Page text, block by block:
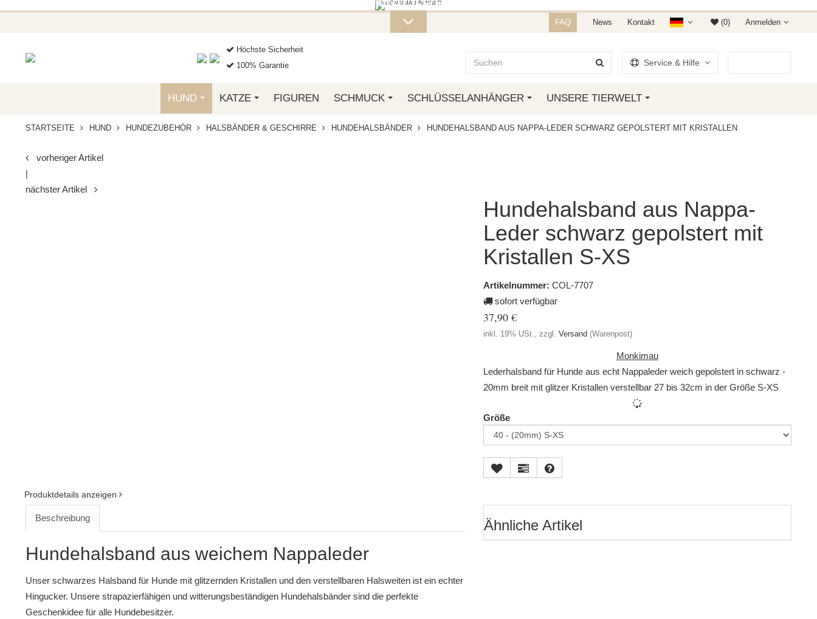
OTTO.
FAQ News Kontakt (0) Anmelden
Höchste Sicherheit
100% Garantie
Service & Hilfe
HUND KATZE FIGUREN SCHMUCK SCHLÜSSELANHÄNGER UNSERE TIERWELT
STARTSEITE HUND HUNDEZUBEHÖR HALSBÄNDER & GESCHIRRE HUNDEHALSBÄNDER HUNDEHALSBAND AUS NAPPA-LEDER SCHWARZ GEPOLSTERT MIT KRISTALLEN
vorheriger Artikel
nächster Artikel
Hundehalsband aus Nappa-
Leder schwarz gepolstert mit
Kristallen S-XS
Artikelnummer: COL-7707
sofort verfügbar
37,90 €
inkl. 19% USt., zzgl. Versand (Warenpost)
Monkimau
Lederhalsband für Hunde aus echt Nappaleder weich gepolstert in schwarz -
20mm breit mit glitzer Kristallen verstellbar 27 bis 32cm in der Größe S-XS
Größe
Produktdetails anzeigen
Beschreibung
Hundehalsband aus weichem Nappaleder
Unser schwarzes Halsband für Hunde mit glitzernden Kristallen und den verstellbaren Halsweiten ist ein echter
Hingucker. Unsere strapazierfähigen und witterungsbeständigen Hundehalsbänder sind die perfekte
Geschenkidee für alle Hundebesitzer.
Ähnliche Artikel